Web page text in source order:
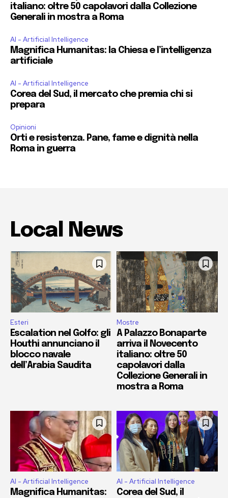
italiano: oltre 50 capolavori dalla Collezione
Generali in mostra a Roma
AI - Artificial Intelligence
Magnifica Humanitas: la Chiesa e l’intelligenza
artificiale
AI - Artificial Intelligence
Corea del Sud, il mercato che premia chi si
prepara
Opinioni
Orti e resistenza. Pane, fame e dignità nella
Roma in guerra
Local News
Esteri
Escalation nel Golfo: gli
Houthi annunciano il
blocco navale
dell’Arabia Saudita
Mostre
A Palazzo Bonaparte
arriva il Novecento
italiano: oltre 50
capolavori dalla
Collezione Generali in
mostra a Roma
AI - Artificial Intelligence
Magnifica Humanitas:
AI - Artificial Intelligence
Corea del Sud, il